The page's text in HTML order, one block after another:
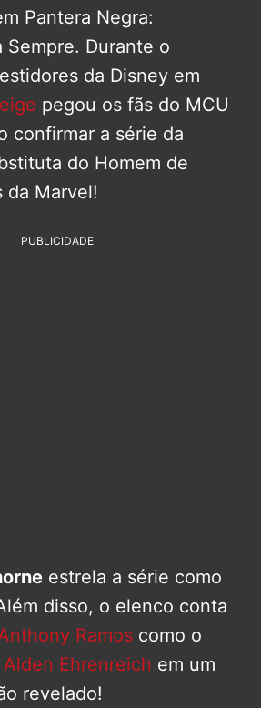
Pantera Negra:
Sempre. Durante o
da Disney em
pegou os fãs do MCU
confirmar a série da
do Homem de
da Marvel!
PUBLICIDADE
estrela a série como
disso, o elenco conta
Ramos como o
Alden Ehrenreich em um
revelado!